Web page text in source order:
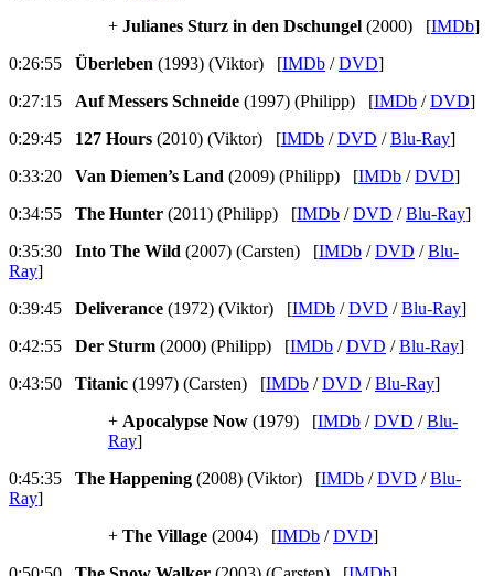
+ Julianes Sturz in den Dschungel (2000) [IMDb]
0:26:55 Überleben (1993) (Viktor) [IMDb /DVD]
0:27:15 Auf Messers Schneide (1997) (Philipp) [IMDb /DVD]
0:29:45 127 Hours (2010) (Viktor) [IMDb /DVD /Blu-Ray]
0:33:20 Van Diemen’s Land (2009) (Philipp) [IMDb /DVD]
0:34:55 The Hunter (2011) (Philipp) [IMDb /DVD /Blu-Ray]
0:35:30 Into The Wild (2007) (Carsten) [IMDb /DVD /Blu-
Ray]
0:39:45 Deliverance (1972) (Viktor) [IMDb /DVD /Blu-Ray]
0:42:55 Der Sturm (2000) (Philipp) [IMDb /DVD /Blu-Ray]
0:43:50 Titanic (1997) (Carsten) [IMDb /DVD /Blu-Ray]
+ Apocalypse Now (1979) [IMDb /DVD /Blu-
Ray]
0:45:35 The Happening (2008) (Viktor) [IMDb /DVD /Blu-
Ray]
+ The Village (2004) [IMDb /DVD]